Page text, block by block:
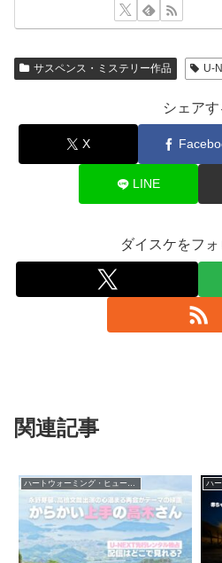
サスペンス・ミステリー作品 U-
シェアす
X
LINE
ダイスケをフ
関連記事
ハートウォーミング・ヒューマン作品